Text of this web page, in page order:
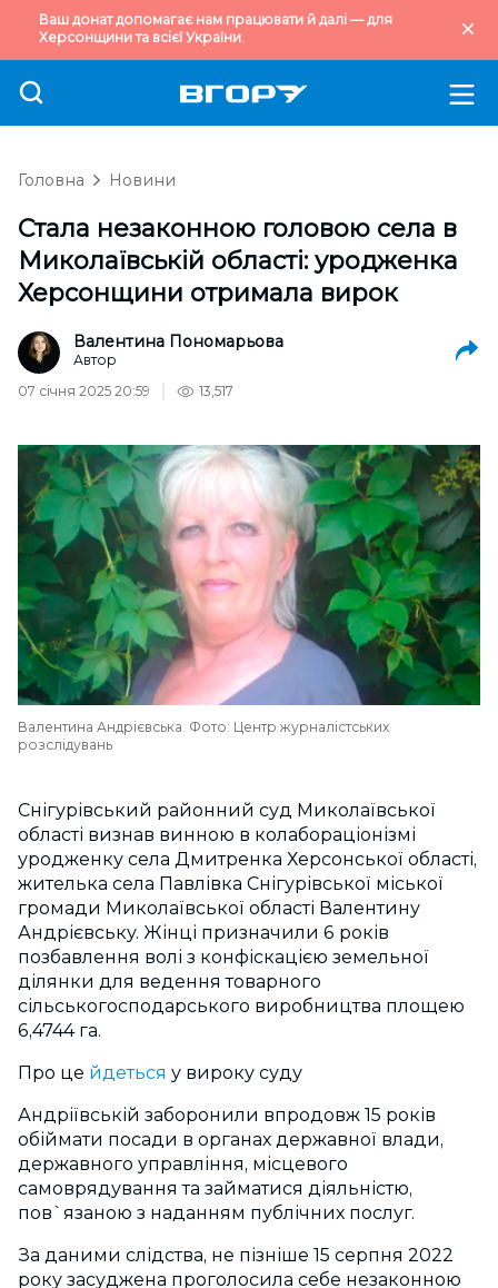
Ваш донат допомагає нам працювати й далі — для
Херсонщини та всієї України.
Головна Новини
Стала незаконною головою села в
Миколаївській області: уродженка
Херсонщини отримала вирок
Валентина Пономарьова
Автор
07 січня 2025 20:59
13,517
Валентина Андрієвська. Фото: Центр журналістських
розслідувань
Снігурівський районний суд Миколаївської
області визнав винною в колабораціонізмі
уродженку села Дмитренка Херсонської області,
жителька села Павлівка Снігурівської міської
громади Миколаївської області Валентину
Андрієвську. Жінці призначили 6 років
позбавлення волі з конфіскацією земельної
ділянки для ведення товарного
сільськогосподарського виробництва площею
6,4744 га.
Про це йдеться у вироку суду
Андріївській заборонили впродовж 15 років
обіймати посади в органах державної влади,
державного управління, місцевого
самоврядування та займатися діяльністю,
пов`язаною з наданням публічних послуг.
За даними слідства, не пізніше 15 серпня 2022
року засуджена проголосила себе незаконною